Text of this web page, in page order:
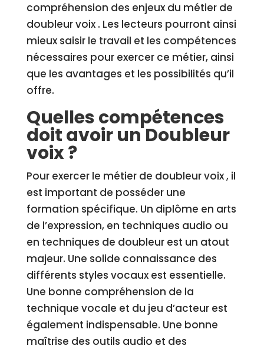
compréhension des enjeux du métier de
doubleur voix . Les lecteurs pourront ainsi
mieux saisir le travail et les compétences
nécessaires pour exercer ce métier, ainsi
que les avantages et les possibilités qu’il
offre.
Quelles compétences
doit avoir un Doubleur
voix ?
Pour exercer le métier de doubleur voix , il
est important de posséder une
formation spécifique. Un diplôme en arts
de l’expression, en techniques audio ou
en techniques de doubleur est un atout
majeur. Une solide connaissance des
différents styles vocaux est essentielle.
Une bonne compréhension de la
technique vocale et du jeu d’acteur est
également indispensable. Une bonne
maîtrise des outils audio et des